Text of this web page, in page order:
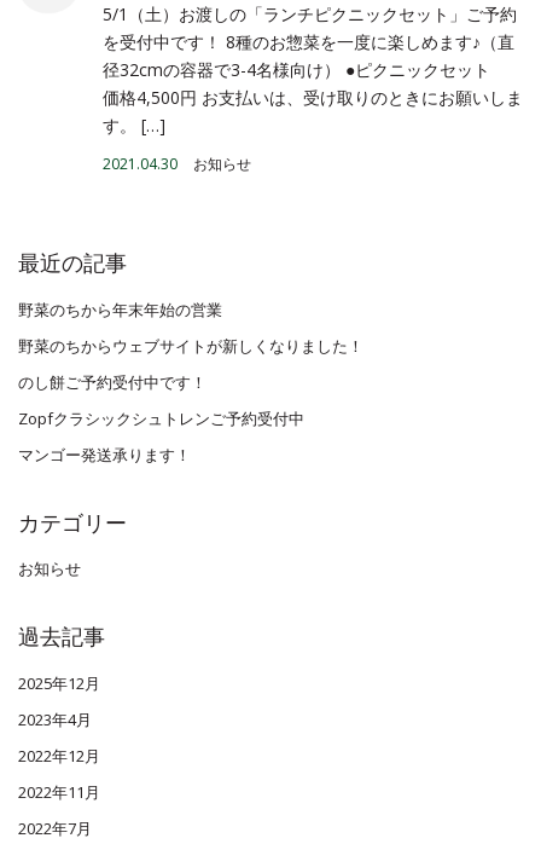
5/1（土）お渡しの「ランチピクニックセット」ご予約
を受付中です！ 8種のお惣菜を一度に楽しめます♪（直
径32cmの容器で3-4名様向け） ●ピクニックセット
価格4,500円 お支払いは、受け取りのときにお願いしま
す。 […]
2021.04.30 お知らせ
最近の記事
野菜のちから年末年始の営業
野菜のちからウェブサイトが新しくなりました！
のし餅ご予約受付中です！
Zopfクラシックシュトレンご予約受付中
マンゴー発送承ります！
カテゴリー
お知らせ
過去記事
2025年12月
2023年4月
2022年12月
2022年11月
2022年7月